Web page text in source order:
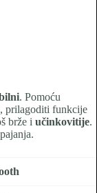
. Pomoću
prilagoditi funkcije
brže i učinkovitije.